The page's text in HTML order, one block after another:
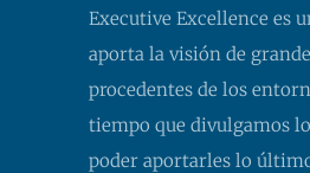
Executive Excellence es
aporta la visión de
procedentes de los
tiempo que divulgamos
poder aportarles lo